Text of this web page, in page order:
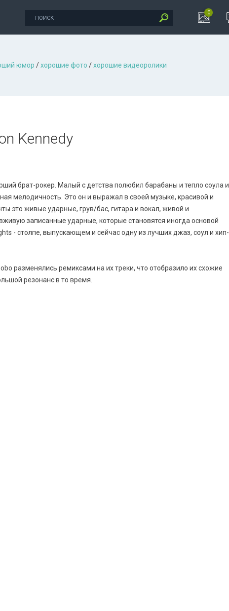
0
юмор /хорошие фото /хорошие видеоролики
Kennedy
брат-рокер. Малый с детства полюбил барабаны и тепло соула и
мелодичность. Это он и выражал в своей музыке, красивой и
это живые ударные, грув/бас, гитара и вокал, живой и
записанные ударные, которые становятся иногда основой
- столпе, выпускающем и сейчас одну из лучших джаз, соул и хип-
разменялись ремиксами на их треки, что отобразило их схожие
резонанс в то время.